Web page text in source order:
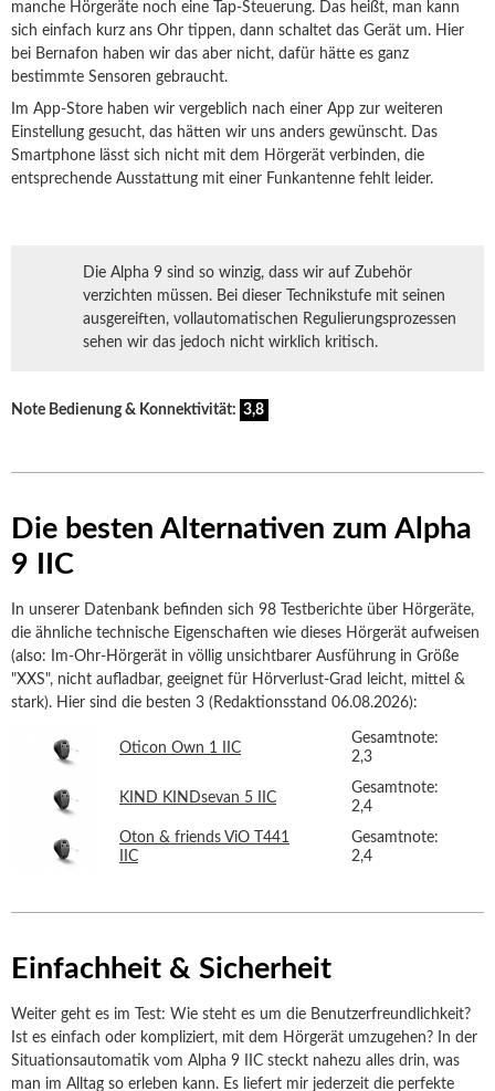
manche Hörgeräte noch eine Tap-Steuerung. Das heißt, man kann
sich einfach kurz ans Ohr tippen, dann schaltet das Gerät um. Hier
bei Bernafon haben wir das aber nicht, dafür hätte es ganz
bestimmte Sensoren gebraucht.
Im App-Store haben wir vergeblich nach einer App zur weiteren
Einstellung gesucht, das hätten wir uns anders gewünscht. Das
Smartphone lässt sich nicht mit dem Hörgerät verbinden, die
entsprechende Ausstattung mit einer Funkantenne fehlt leider.
Die Alpha 9 sind so winzig, dass wir auf Zubehör
verzichten müssen. Bei dieser Technikstufe mit seinen
ausgereiften, vollautomatischen Regulierungsprozessen
sehen wir das jedoch nicht wirklich kritisch.
Note Bedienung & Konnektivität: 3,8
Die besten Alternativen zum Alpha
9 IIC
In unserer Datenbank befinden sich 98 Testberichte über Hörgeräte,
die ähnliche technische Eigenschaften wie dieses Hörgerät aufweisen
(also: Im-Ohr-Hörgerät in völlig unsichtbarer Ausführung in Größe
"XXS", nicht aufladbar, geeignet für Hörverlust-Grad leicht, mittel &
stark). Hier sind die besten 3 (Redaktionsstand 06.08.2026):
Oticon Own 1 IIC
Gesamtnote:
2,3
KIND KINDsevan 5 IIC
Gesamtnote:
2,4
Oton & friends ViO T441
IIC
Gesamtnote:
2,4
Einfachheit & Sicherheit
Weiter geht es im Test: Wie steht es um die Benutzerfreundlichkeit?
Ist es einfach oder kompliziert, mit dem Hörgerät umzugehen? In der
Situationsautomatik vom Alpha 9 IIC steckt nahezu alles drin, was
man im Alltag so erleben kann. Es liefert mir jederzeit die perfekte